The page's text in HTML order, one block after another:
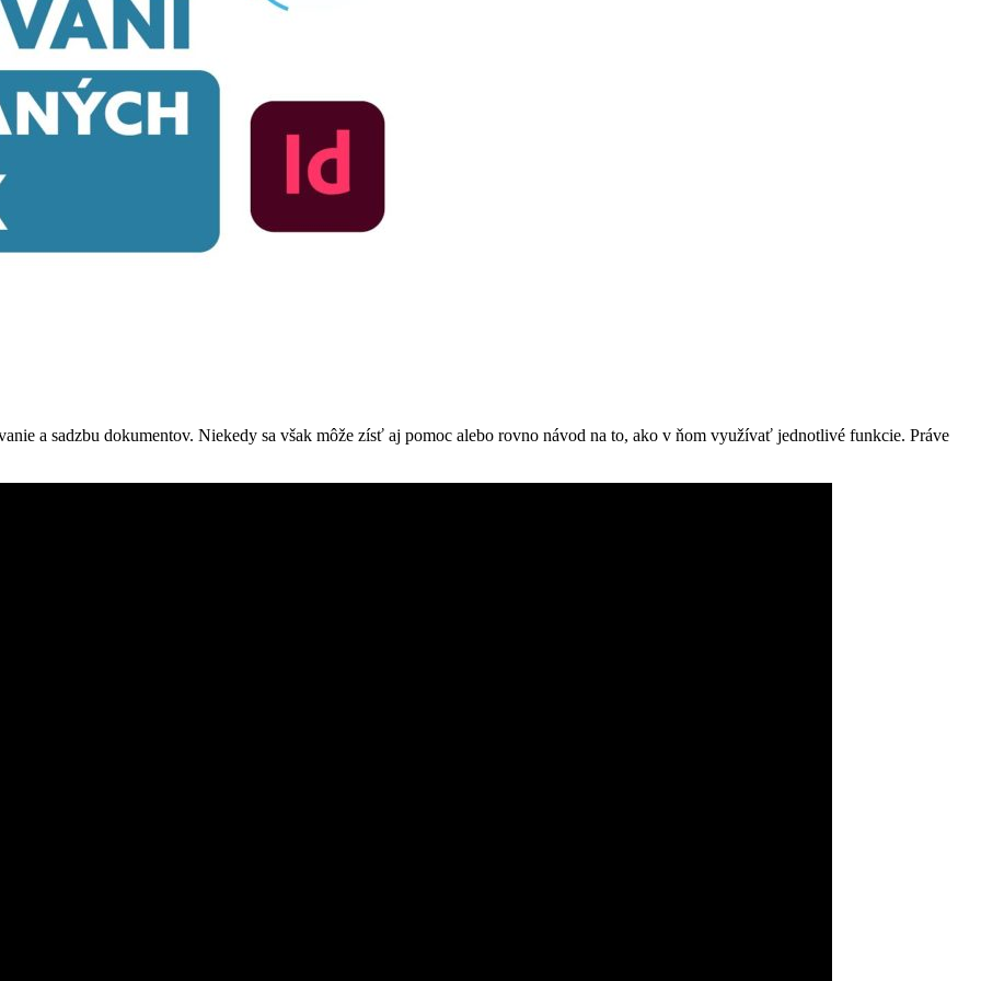
a sadzbu dokumentov. Niekedy sa však môže zísť aj pomoc alebo rovno návod na to, ako v ňom využívať jednotlivé funkcie. Práve